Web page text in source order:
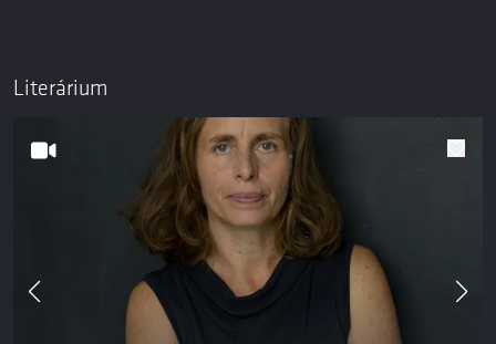
Literárium